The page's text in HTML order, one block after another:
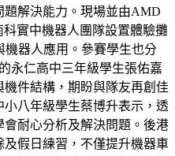
解決能力。現場並由AMD
實中機器人團隊設置體驗攤
器人應用。參賽學生也分
永仁高中三年級學生張佑嘉
件結構，期盼與隊友再創佳
八年級學生蔡博升表示，透
耐心分析及解決問題。後港
假日練習，不僅提升機器車